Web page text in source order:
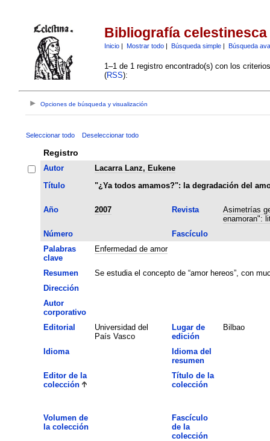
Bibliografía celestinesca
Inicio| Mostrar todo| Búsqueda simple| Búsqueda
1–1 de 1 registro encontrado(s) con los
(RSS):
Opciones de búsqueda y visualización
Seleccionar todo Deseleccionar todo
Registro
Autor
Lacarra Lanz, Eukene
Título
"¿Ya todos amamos?": la degradación del
Año 2007 Revista
Asimetrías
enamoran":
Número
Fascículo
Palabras
clave
Enfermedad de amor
Resumen
Se estudia el concepto de “amor hereos”, con
Dirección
Autor
corporativo
Editorial
Universidad del
País Vasco
Lugar de
edición
Bilbao
Idioma
Idioma del
resumen
Editor de la
colección
Título de la
colección
Volumen de
la colección
Fascículo
de la
colección